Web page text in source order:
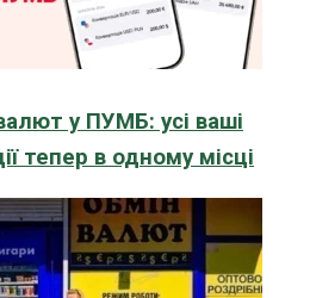
у ПУМБ: усі ваші
тепер в одному місці